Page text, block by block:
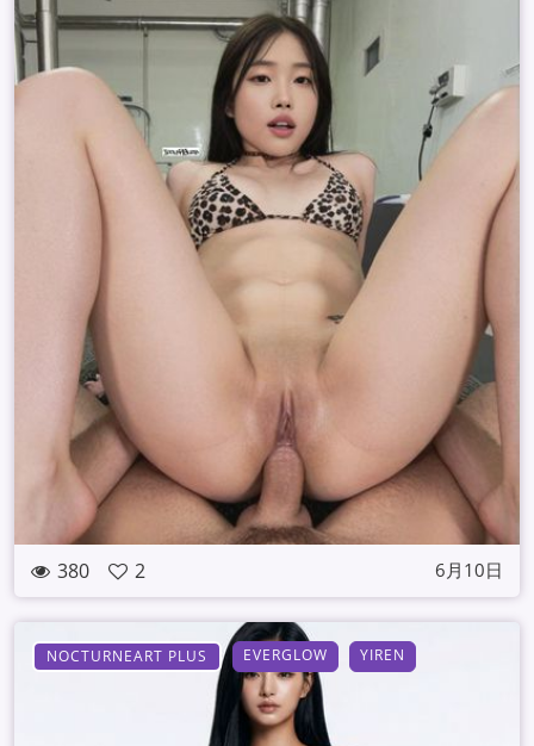
380 2 6月10日
NOCTURNEART PLUS EVERGLOW YIREN